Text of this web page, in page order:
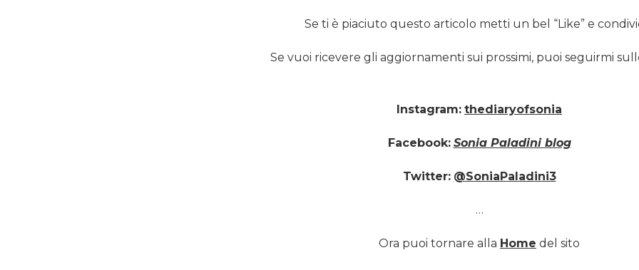
Se ti è piaciuto questo articolo metti un bel “Like” e
Se vuoi ricevere gli aggiornamenti sui prossimi, puoi seguirmi
Instagram: thediaryofsonia
Facebook: Sonia Paladini blog
Twitter: @SoniaPaladini3
…
Ora puoi tornare alla Home del sito